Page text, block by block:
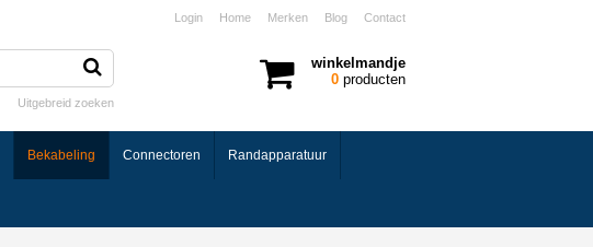
Login Home Merken Blog Contact
winkelmandje
0producten
Uitgebreid zoeken
Bekabeling Connectoren Randapparatuur